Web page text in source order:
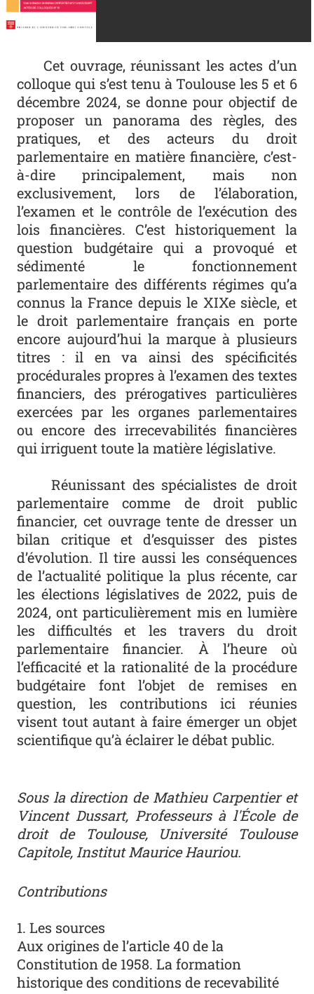
Cet ouvrage, réunissant les actes d’un
colloque qui s’est tenu à Toulouse les 5 et 6
décembre 2024, se donne pour objectif de
proposer un panorama des règles, des
pratiques, et des acteurs du droit
parlementaire en matière financière, c’est-
à-dire principalement, mais non
exclusivement, lors de l’élaboration,
l’examen et le contrôle de l’exécution des
lois financières. C’est historiquement la
question budgétaire qui a provoqué et
sédimenté le fonctionnement
parlementaire des différents régimes qu’a
connus la France depuis le XIXe siècle, et
le droit parlementaire français en porte
encore aujourd’hui la marque à plusieurs
titres : il en va ainsi des spécificités
procédurales propres à l’examen des textes
financiers, des prérogatives particulières
exercées par les organes parlementaires
ou encore des irrecevabilités financières
qui irriguent toute la matière législative.
Réunissant des spécialistes de droit
parlementaire comme de droit public
financier, cet ouvrage tente de dresser un
bilan critique et d’esquisser des pistes
d’évolution. Il tire aussi les conséquences
de l’actualité politique la plus récente, car
les élections législatives de 2022, puis de
2024, ont particulièrement mis en lumière
les difficultés et les travers du droit
parlementaire financier. À l’heure où
l’efficacité et la rationalité de la procédure
budgétaire font l’objet de remises en
question, les contributions ici réunies
visent tout autant à faire émerger un objet
scientifique qu’à éclairer le débat public.
Sous la direction de Mathieu Carpentier et
Vincent Dussart, Professeurs à l'École de
droit de Toulouse, Université Toulouse
Capitole, Institut Maurice Hauriou.
Contributions
1. Les sources
Aux origines de l’article 40 de la
Constitution de 1958. La formation
historique des conditions de recevabilité